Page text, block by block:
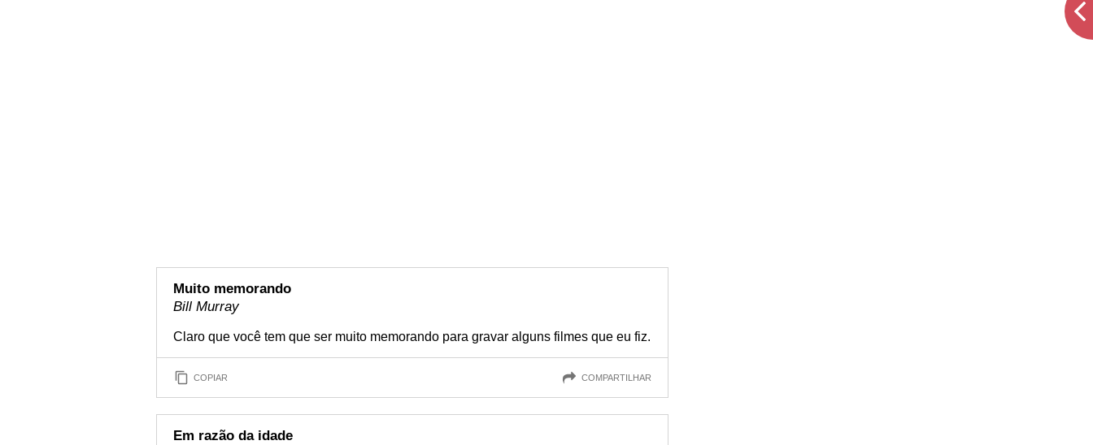
Muito memorando
Bill Murray
Claro que você tem que ser muito memorando para gravar alguns filmes que eu fiz.
COPIAR COMPARTILHAR
Em razão da idade